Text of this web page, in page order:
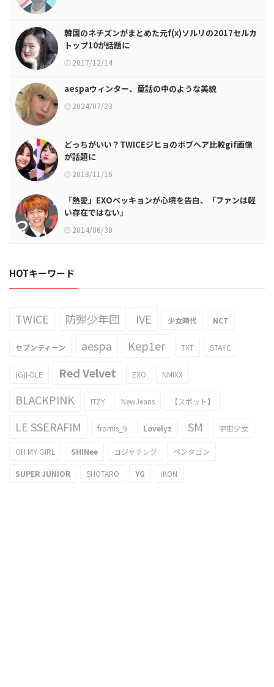
韓国のネチズンがまとめた元f(x)ソルリの2017セルカ
トップ10が話題に
2017/12/14
aespaウィンター、童話の中のような美貌
2024/07/23
どっちがいい？TWICEジヒョのボブヘア比較gif画像
が話題に
2018/11/16
「熱愛」EXOベッキョンが心境を告白、「ファンは軽
い存在ではない」
2014/06/30
HOTキーワード
TWICE 防弾少年団 IVE 少女時代 NCT
セブンティーン aespa Kep1er TXT STAYC
(G)I-DLE Red Velvet EXO NMIXX
BLACKPINK ITZY NewJeans 【スポット】
LE SSERAFIM fromis_9 Lovelyz SM 宇宙少女
OH MY GIRL SHINee ヨジャチング ペンタゴン
SUPER JUNIOR SHOTARO YG iKON